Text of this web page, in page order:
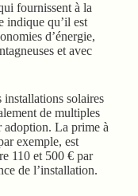
fournissent à la
indique qu’il est
d’énergie,
et avec
installations solaires
de multiples
adoption. La prime à
exemple, est
110 et 500 € par
de l’installation.